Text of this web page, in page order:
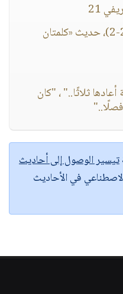
21
الحديث عن آيات الباب (2-2)، حديث «كلمتان
ثلاثًا.." ، "كان
تيسير الوصول إلى أحاديث
في الأحاديث